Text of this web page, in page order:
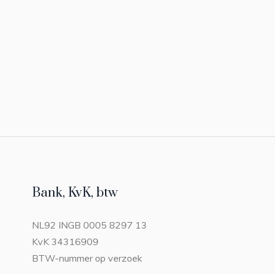
Bank, KvK, btw
NL92 INGB 0005 8297 13
KvK 34316909
BTW-nummer op verzoek